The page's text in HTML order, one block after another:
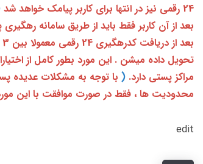
24 رقمی نیز در انتها برای کاربر پیامک خواهد شد
تحویل داده میشن . این مورد بطور کامل از
مراکز پستی دارد. ( با توجه به مشکلات عدیده
محدودیت ها ، فقط در صورت موافقت با این
edit